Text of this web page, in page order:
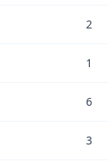
2
1
6
3